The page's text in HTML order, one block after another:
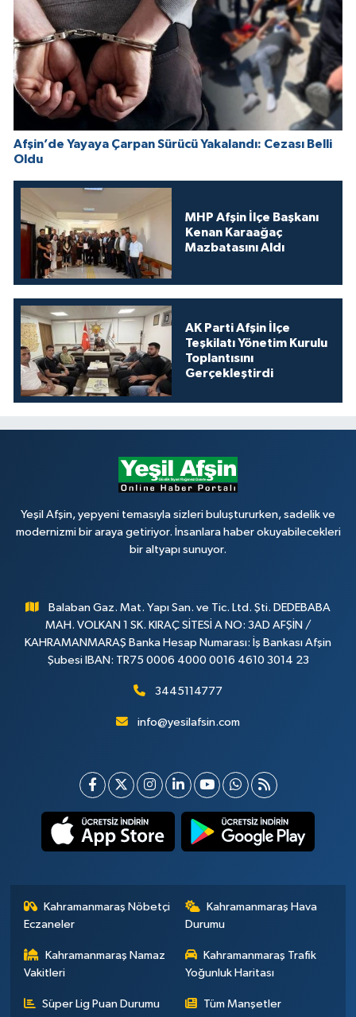
Afşin’de Yayaya Çarpan Sürücü Yakalandı: Cezası Belli
Oldu
MHP Afşin İlçe Başkanı
Kenan Karaağaç
Mazbatasını Aldı
AK Parti Afşin İlçe
Teşkilatı Yönetim Kurulu
Toplantısını
Gerçekleştirdi
Yeşil Afşin, yepyeni temasıyla sizleri buluştururken, sadelik ve
modernizmi bir araya getiriyor. İnsanlara haber okuyabilecekleri
bir altyapı sunuyor.
Balaban Gaz. Mat. Yapı San. ve Tic. Ltd. Şti. DEDEBABA
MAH. VOLKAN 1 SK. KIRAÇ SİTESİ A NO: 3AD AFŞİN /
KAHRAMANMARAŞ Banka Hesap Numarası: İş Bankası Afşin
Şubesi IBAN: TR75 0006 4000 0016 4610 3014 23
3445114777
info@yesilafsin.com
Kahramanmaraş Nöbetçi
Eczaneler
Kahramanmaraş Hava
Durumu
Kahramanmaraş Namaz
Vakitleri
Kahramanmaraş Trafik
Yoğunluk Haritası
Süper Lig Puan Durumu
Tüm Manşetler